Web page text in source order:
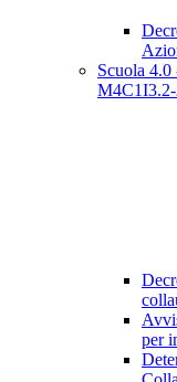
Scuola
per